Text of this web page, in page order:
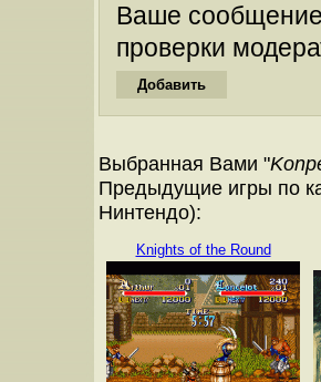
Ваше
проверки
Выбранная Вами "
Предыдущие игры по
Нинтендо):
Knights of the Round